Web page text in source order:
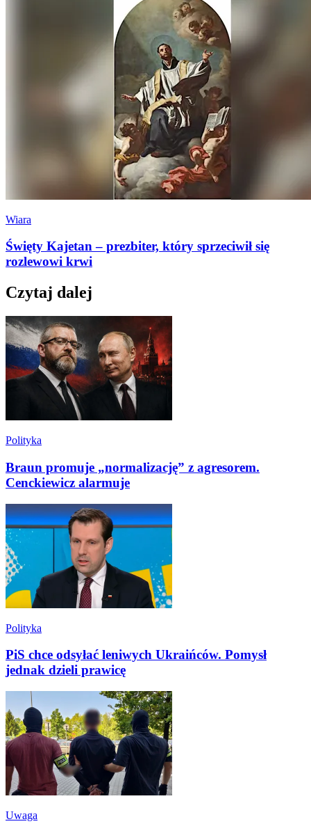
Wiara
Święty Kajetan – prezbiter, który sprzeciwił się
rozlewowi krwi
Czytaj dalej
Polityka
Braun promuje „normalizację” z agresorem.
Cenckiewicz alarmuje
Polityka
PiS chce odsyłać leniwych Ukraińców. Pomysł
jednak dzieli prawicę
Uwaga